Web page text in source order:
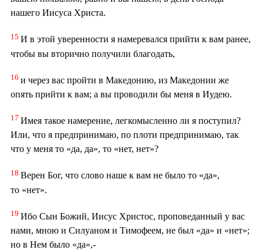
нашего Иисуса Христа.
15 И в этой уверенности я намеревался прийти к вам ранее,
чтобы вы вторично получили благодать,
16 и через вас пройти в Македонию, из Македонии же
опять прийти к вам; а вы проводили бы меня в Иудею.
17 Имея такое намерение, легкомысленно ли я поступил?
Или, что я предпринимаю, по плоти предпринимаю, так
что у меня то «да, да», то «нет, нет»?
18 Верен Бог, что слово наше к вам не было то «да»,
то «нет».
19 Ибо Сын Божий, Иисус Христос, проповеданный у вас
нами, мною и Силуаном и Тимофеем, не был «да» и «нет»;
но в Нем было «да»,-